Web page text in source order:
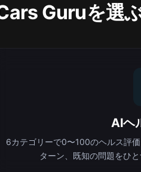
Guruを選
AIヘ
6カテゴリーで0〜100のヘルス評
ターン、既知の問題をひ